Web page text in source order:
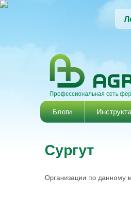
Профессиональная сеть
Главное меню
Блоги
Сургут
Организации по данному